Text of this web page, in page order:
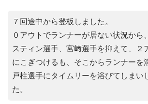
７回途中から登板しました。
０アウトでランナーが居ない状況から
スティン選手、宮﨑選手を抑えて、２
にこぎつけるも、そこからランナーを
戸柱選手にタイムリーを浴びてしまい
た。